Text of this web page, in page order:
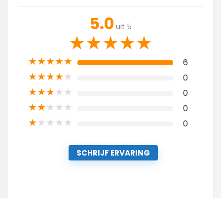
5.0 uit 5
★★★★★
★★★★★ 6
★★★★★ 0
★★★★★ 0
★★★★★ 0
★★★★★ 0
SCHRIJF ERVARING